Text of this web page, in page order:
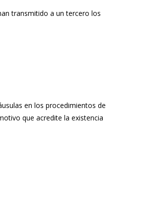
transmitido a un tercero los
en los procedimientos de
que acredite la existencia